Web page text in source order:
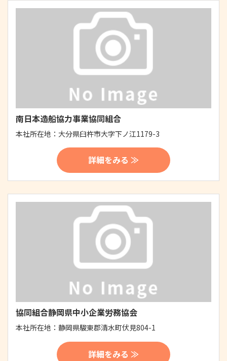
南日本造船協力事業協同組合
本社所在地： 大分県臼杵市大字下ノ江1179-3
詳細をみる ≫
協同組合静岡県中小企業労務協会
本社所在地： 静岡県駿東郡清水町伏見804-1
詳細をみる ≫